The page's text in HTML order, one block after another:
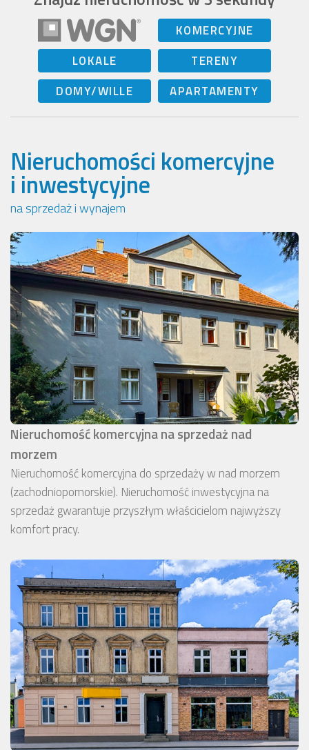
KOMERCYJNE
LOKALE
TERENY
DOMY/WILLE
APARTAMENTY
Nieruchomości komercyjne
i inwestycyjne
na sprzedaż i wynajem
Nieruchomość komercyjna na sprzedaż nad
morzem
Nieruchomość komercyjna do sprzedaży w nad morzem
(zachodniopomorskie). Nieruchomość inwestycyjna na
sprzedaż gwarantuje przyszłym właścicielom najwyższy
komfort pracy.